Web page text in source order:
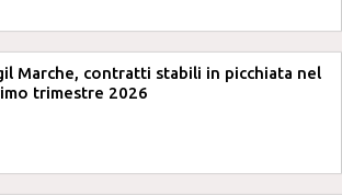
Marche, contratti stabili in picchiata nel
trimestre 2026